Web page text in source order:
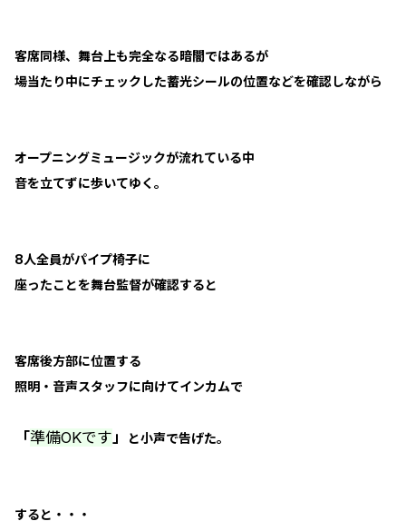
客席同様、舞台上も完全なる暗闇ではあるが
場当たり中にチェックした蓄光シールの位置などを確認しながら
オープニングミュージックが流れている中
音を立てずに歩いてゆく。
8人全員がパイプ椅子に
座ったことを舞台監督が確認すると
客席後方部に位置する
照明・音声スタッフに向けてインカムで
「準備OKです」 と小声で告げた。
すると・・・